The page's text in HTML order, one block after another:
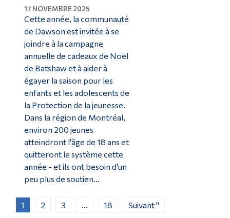
17 NOVEMBRE 2025
Cette année, la communauté
de Dawson est invitée à se
joindre à la campagne
annuelle de cadeaux de Noël
de Batshaw et à aider à
égayer la saison pour les
enfants et les adolescents de
la Protection de la jeunesse.
Dans la région de Montréal,
environ 200 jeunes
atteindront l'âge de 18 ans et
quitteront le système cette
année - et ils ont besoin d'un
peu plus de soutien...
1 2 3 18 Suivant "